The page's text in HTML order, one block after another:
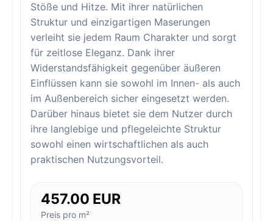
Stöße und Hitze. Mit ihrer natürlichen
Struktur und einzigartigen Maserungen
verleiht sie jedem Raum Charakter und sorgt
für zeitlose Eleganz. Dank ihrer
Widerstandsfähigkeit gegenüber äußeren
Einflüssen kann sie sowohl im Innen- als auch
im Außenbereich sicher eingesetzt werden.
Darüber hinaus bietet sie dem Nutzer durch
ihre langlebige und pflegeleichte Struktur
sowohl einen wirtschaftlichen als auch
praktischen Nutzungsvorteil.
457.00 EUR
Preis pro m²